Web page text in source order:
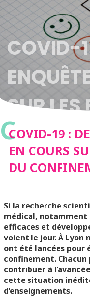
COVID-
SUR LES
CCOVID-19 :
EN COURS
DU
Si la recherche
médical,
efficaces et
voient le jour. À Lyon
ont été lancées pour
confinement.
contribuer à
cette situation
d’enseignements.